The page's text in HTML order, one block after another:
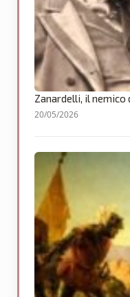
Zanardelli, il
20/05/2026